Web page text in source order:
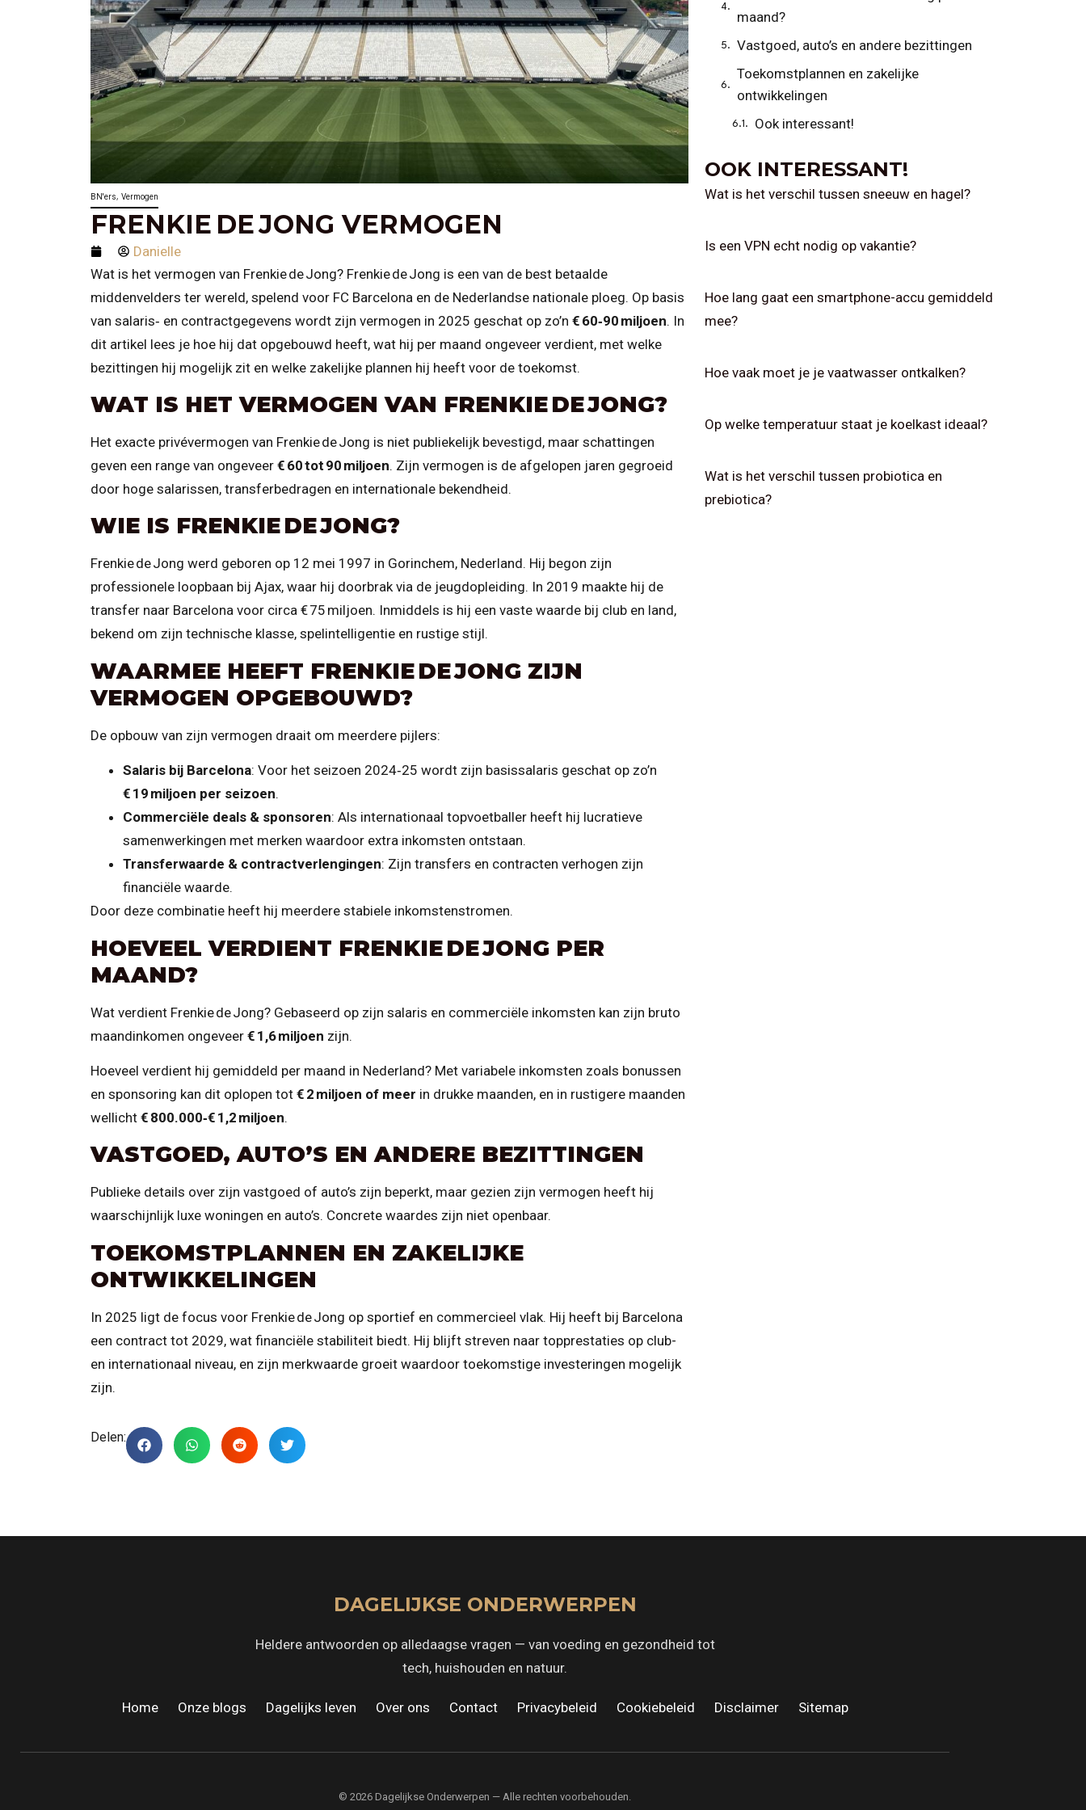
BN'ers, Vermogen
FRENKIE DE JONG VERMOGEN
Danielle
Wat is het vermogen van Frenkie de Jong? Frenkie de Jong is een van de best betaalde
middenvelders ter wereld, spelend voor FC Barcelona en de Nederlandse nationale ploeg. Op basis
van salaris‑ en contractgegevens wordt zijn vermogen in 2025 geschat op zo’n € 60‑90 miljoen. In
dit artikel lees je hoe hij dat opgebouwd heeft, wat hij per maand ongeveer verdient, met welke
bezittingen hij mogelijk zit en welke zakelijke plannen hij heeft voor de toekomst.
WAT IS HET VERMOGEN VAN FRENKIE DE JONG?
Het exacte privévermogen van Frenkie de Jong is niet publiekelijk bevestigd, maar schattingen
geven een range van ongeveer € 60 tot 90 miljoen. Zijn vermogen is de afgelopen jaren gegroeid
door hoge salarissen, transferbedragen en internationale bekendheid.
WIE IS FRENKIE DE JONG?
Frenkie de Jong werd geboren op 12 mei 1997 in Gorinchem, Nederland. Hij begon zijn
professionele loopbaan bij Ajax, waar hij doorbrak via de jeugdopleiding. In 2019 maakte hij de
transfer naar Barcelona voor circa € 75 miljoen. Inmiddels is hij een vaste waarde bij club en land,
bekend om zijn technische klasse, spelintelligentie en rustige stijl.
WAARMEE HEEFT FRENKIE DE JONG ZIJN
VERMOGEN OPGEBOUWD?
De opbouw van zijn vermogen draait om meerdere pijlers:
Salaris bij Barcelona: Voor het seizoen 2024‑25 wordt zijn basissalaris geschat op zo’n
€ 19 miljoen per seizoen.
Commerciële deals & sponsoren: Als internationaal topvoetballer heeft hij lucratieve
samenwerkingen met merken waardoor extra inkomsten ontstaan.
Transferwaarde & contractverlengingen: Zijn transfers en contracten verhogen zijn
financiële waarde.
Door deze combinatie heeft hij meerdere stabiele inkomstenstromen.
HOEVEEL VERDIENT FRENKIE DE JONG PER
MAAND?
Wat verdient Frenkie de Jong? Gebaseerd op zijn salaris en commerciële inkomsten kan zijn bruto
maandinkomen ongeveer € 1,6 miljoen zijn.
Hoeveel verdient hij gemiddeld per maand in Nederland? Met variabele inkomsten zoals bonussen
en sponsoring kan dit oplopen tot € 2 miljoen of meer in drukke maanden, en in rustigere maanden
wellicht € 800.000‑€ 1,2 miljoen.
VASTGOED, AUTO’S EN ANDERE BEZITTINGEN
Publieke details over zijn vastgoed of auto’s zijn beperkt, maar gezien zijn vermogen heeft hij
waarschijnlijk luxe woningen en auto’s. Concrete waardes zijn niet openbaar.
TOEKOMSTPLANNEN EN ZAKELIJKE
ONTWIKKELINGEN
In 2025 ligt de focus voor Frenkie de Jong op sportief en commercieel vlak. Hij heeft bij Barcelona
een contract tot 2029, wat financiële stabiliteit biedt. Hij blijft streven naar topprestaties op club-
en internationaal niveau, en zijn merkwaarde groeit waardoor toekomstige investeringen mogelijk
zijn.
Delen:
maand?
Vastgoed, auto’s en andere bezittingen
Toekomstplannen en zakelijke
ontwikkelingen
Ook interessant!
OOK INTERESSANT!
Wat is het verschil tussen sneeuw en hagel?
Is een VPN echt nodig op vakantie?
Hoe lang gaat een smartphone-accu gemiddeld
mee?
Hoe vaak moet je je vaatwasser ontkalken?
Op welke temperatuur staat je koelkast ideaal?
Wat is het verschil tussen probiotica en
prebiotica?
DAGELIJKSE ONDERWERPEN
Heldere antwoorden op alledaagse vragen — van voeding en gezondheid tot
tech, huishouden en natuur.
Home Onze blogs Dagelijks leven Over ons Contact Privacybeleid Cookiebeleid Disclaimer Sitemap
© 2026 Dagelijkse Onderwerpen — Alle rechten voorbehouden.